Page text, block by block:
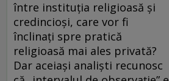
între instituţia religioasă şi
credincioşi, care vor fi
înclinaţi spre pratică
religioasă mai ales privată?
Dar aceiaşi analişti recunosc